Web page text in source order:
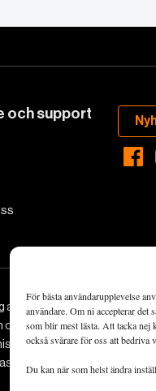
För bästa användarupplevelse
användare. Om ni accepterar
som blir mest lästa. Att tacka nej
också svårare för oss att bedriva
Du kan när som helst ändra
och support
av det viktigaste som
omställning till ett hållbart
minskade ekonomiska
och frodas.